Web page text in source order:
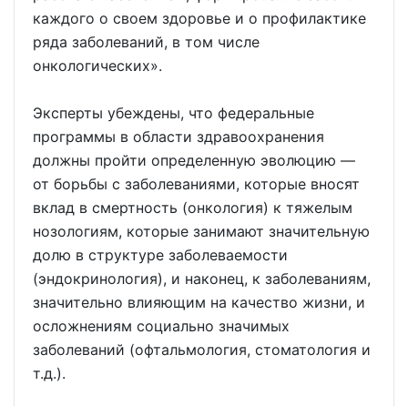
каждого о своем здоровье и о профилактике
ряда заболеваний, в том числе
онкологических».
Эксперты убеждены, что федеральные
программы в области здравоохранения
должны пройти определенную эволюцию —
от борьбы с заболеваниями, которые вносят
вклад в смертность (онкология) к тяжелым
нозологиям, которые занимают значительную
долю в структуре заболеваемости
(эндокринология), и наконец, к заболеваниям,
значительно влияющим на качество жизни, и
осложнениям социально значимых
заболеваний (офтальмология, стоматология и
т.д.).